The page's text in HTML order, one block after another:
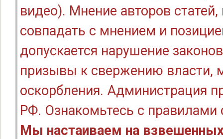
видео). Мнение авторов
совпадать с мнением и
допускается нарушение
призывы к свержению власти,
оскорбления. Администрация
РФ. Ознакомьтесь с правилами
Мы настаиваем на